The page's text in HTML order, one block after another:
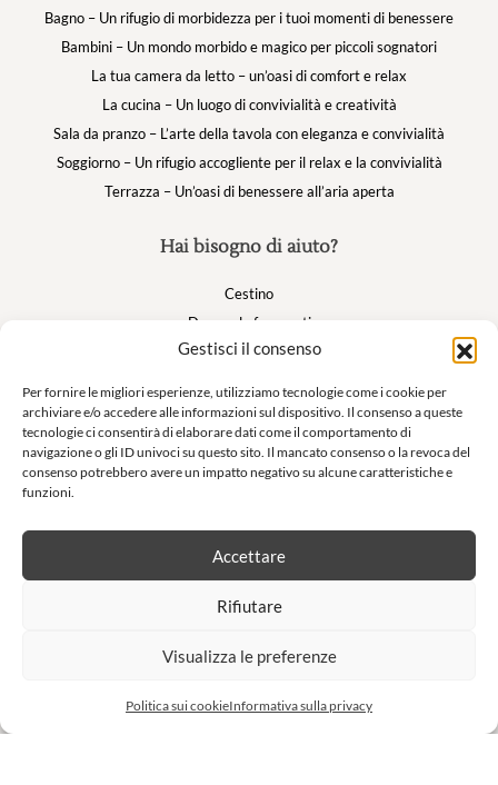
Gestisci il consenso
Per fornire le migliori esperienze, utilizziamo tecnologie come i cookie per
archiviare e/o accedere alle informazioni sul dispositivo. Il consenso a queste
tecnologie ci consentirà di elaborare dati come il comportamento di
navigazione o gli ID univoci su questo sito. Il mancato consenso o la revoca del
consenso potrebbero avere un impatto negativo su alcune caratteristiche e
funzioni.
Accettare
Rifiutare
Visualizza le preferenze
Politica sui cookieInformativa sulla privacy
Hai bisogno di aiuto?
Cestino
Domande frequenti
Il mio account
Suivez nous
Bagno – Un rifugio di morbidezza per i tuoi momenti di benessere
Bambini – Un mondo morbido e magico per piccoli sognatori
La tua camera da letto – un’oasi di comfort e relax
La cucina – Un luogo di convivialità e creatività
Sala da pranzo – L’arte della tavola con eleganza e convivialità
Soggiorno – Un rifugio accogliente per il relax e la convivialità
Terrazza – Un’oasi di benessere all’aria aperta
Newsletter
Non lasciatevi sfuggire le nostre offerte esclusive e le nostre vendite
S'inscrire à la newsletter